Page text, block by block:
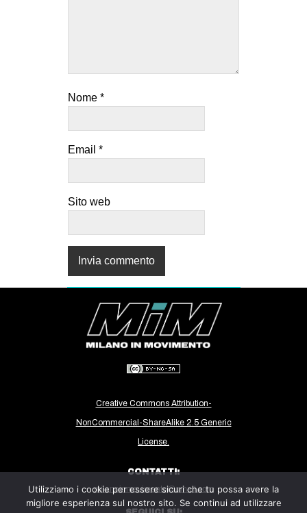
Nome *
Email *
Sito web
Creative Commons Attribution-
NonCommercial-ShareAlike 2.5 Generic
License.
CONTATTI:
milanoinmovimento@gmail.com
Utilizziamo i cookie per essere sicuri che tu possa avere la
migliore esperienza sul nostro sito. Se continui ad utilizzare